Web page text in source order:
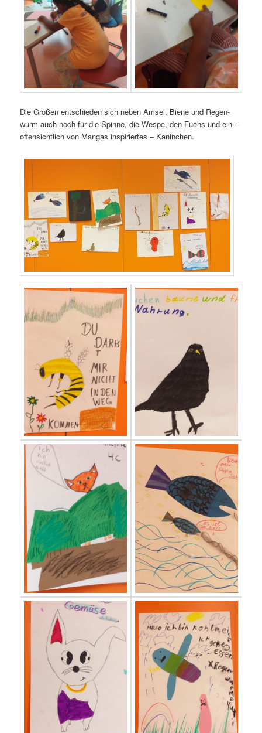
Die Gro­ßen ent­schie­den sich neben Amsel, Bie­ne und Regen­
wurm auch noch für die Spin­ne, die Wes­pe, den Fuchs und ein –
offen­sicht­lich von Man­gas inspi­rier­tes – Kaninchen.